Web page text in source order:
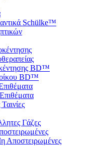
Schülke™
BD™
BD™
Γάζες
Αποστειρωμένες